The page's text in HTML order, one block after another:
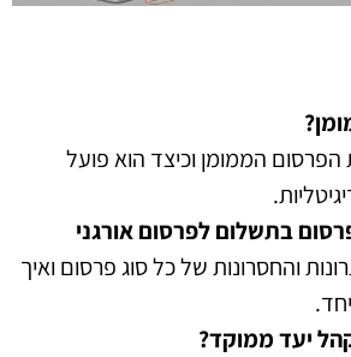
הממומן וכיצד הוא פועל
בתשלום לפרסום אורגני
והחסרונות של כל סוג פרסום ואיך
יעד ממוקד?